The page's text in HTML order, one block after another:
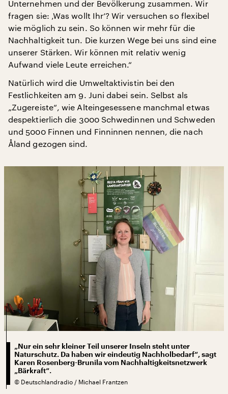
Unternehmen und der Bevölkerung zusammen. Wir
fragen sie: ‚Was wollt Ihr‘? Wir versuchen so flexibel
wie möglich zu sein. So können wir mehr für die
Nachhaltigkeit tun. Die kurzen Wege bei uns sind eine
unserer Stärken. Wir können mit relativ wenig
Aufwand viele Leute erreichen.“
Natürlich wird die Umweltaktivistin bei den
Festlichkeiten am 9. Juni dabei sein. Selbst als
„Zugereiste“, wie Alteingesessene manchmal etwas
despektierlich die 3000 Schwedinnen und Schweden
und 5000 Finnen und Finninnen nennen, die nach
Åland gezogen sind.
„Nur ein sehr kleiner Teil unserer Inseln steht unter
Naturschutz. Da haben wir eindeutig Nachholbedarf“, sagt
Karen Rosenberg-Brunila vom Nachhaltigkeitsnetzwerk
„Bärkraft“.
© Deutschlandradio / Michael Frantzen